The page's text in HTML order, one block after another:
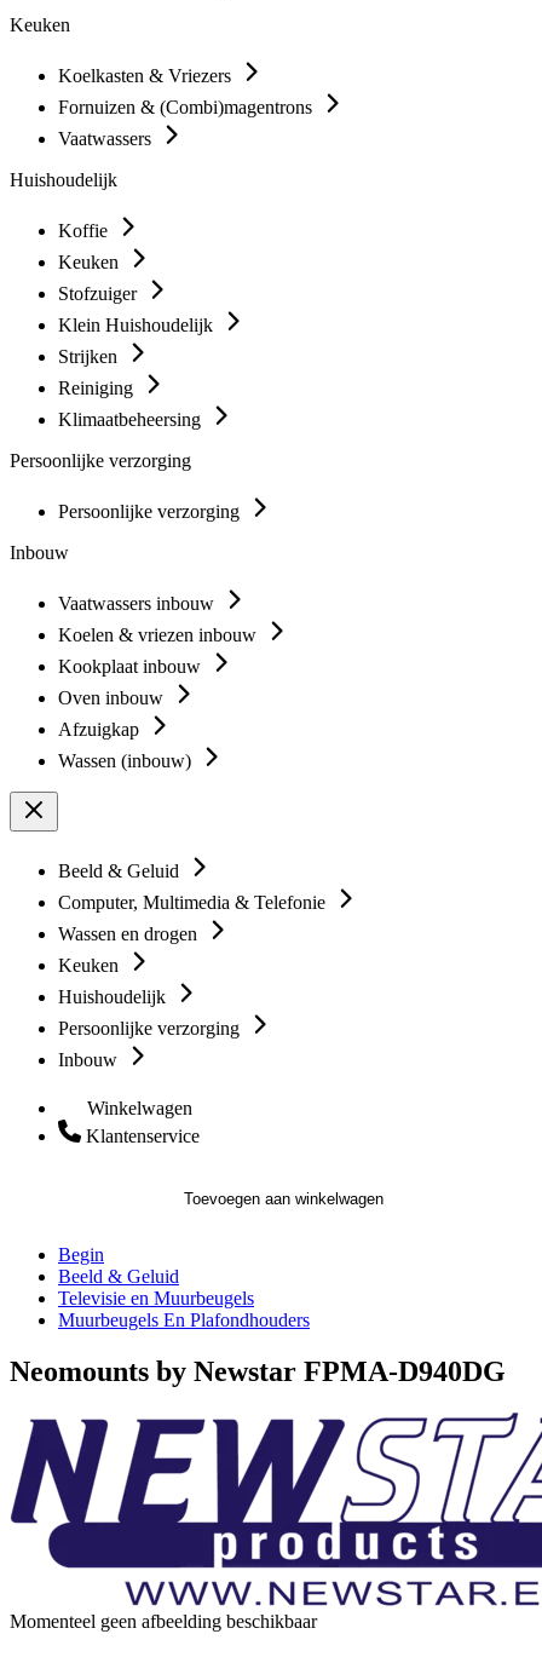
Keuken
Koelkasten & Vriezers
Fornuizen & (Combi)magentrons
Vaatwassers
Huishoudelijk
Koffie
Keuken
Stofzuiger
Klein Huishoudelijk
Strijken
Reiniging
Klimaatbeheersing
Persoonlijke verzorging
Persoonlijke verzorging
Inbouw
Vaatwassers inbouw
Koelen & vriezen inbouw
Kookplaat inbouw
Oven inbouw
Afzuigkap
Wassen (inbouw)
Beeld & Geluid
Computer, Multimedia & Telefonie
Wassen en drogen
Keuken
Huishoudelijk
Persoonlijke verzorging
Inbouw
Winkelwagen
Klantenservice
Toevoegen aan winkelwagen
Begin
Beeld & Geluid
Televisie en Muurbeugels
Muurbeugels En Plafondhouders
Neomounts by Newstar FPMA-D940DG
Momenteel geen afbeelding beschikbaar